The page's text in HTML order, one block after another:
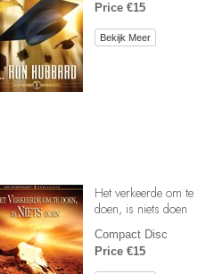
Price €15
Bekijk Meer
Het verkeerde om te
doen, is niets doen
Compact Disc
Price €15